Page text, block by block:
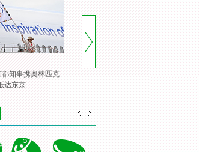
都知事携奥林匹克
达东京